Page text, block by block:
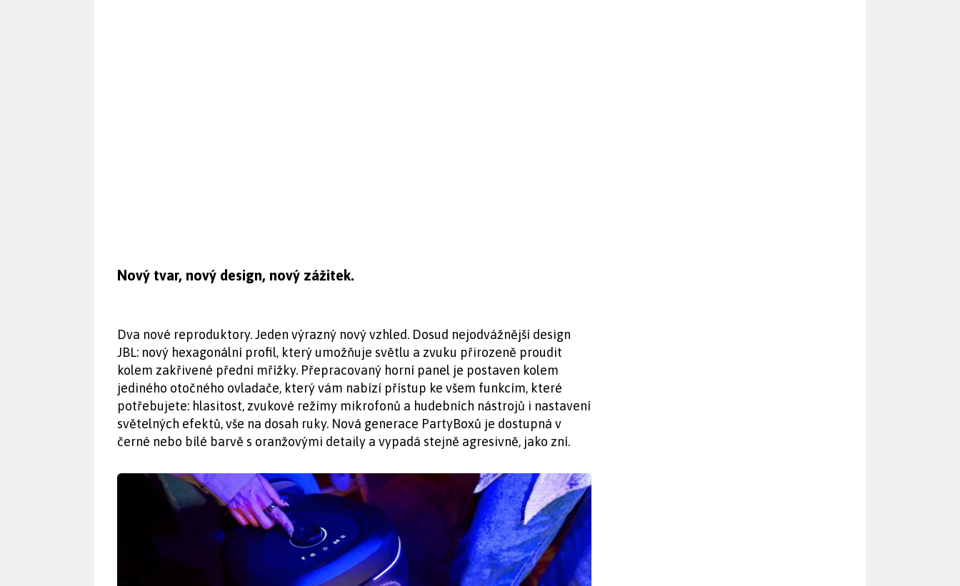
Nový tvar, nový design, nový zážitek.
Dva nové reproduktory. Jeden výrazný nový vzhled. Dosud nejodvážnější design
JBL: nový hexagonální profil, který umožňuje světlu a zvuku přirozeně proudit
kolem zakřivené přední mřížky. Přepracovaný horní panel je postaven kolem
jediného otočného ovladače, který vám nabízí přístup ke všem funkcím, které
potřebujete: hlasitost, zvukové režimy mikrofonů a hudebních nástrojů i nastavení
světelných efektů, vše na dosah ruky. Nová generace PartyBoxů je dostupná v
černé nebo bílé barvě s oranžovými detaily a vypadá stejně agresivně, jako zní.